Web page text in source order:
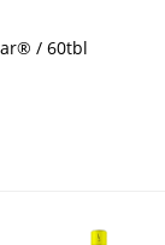
/ 60tbl